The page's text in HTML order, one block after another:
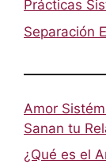
Prácticas
Separación
Amor
Sanan tu
¿Qué es el